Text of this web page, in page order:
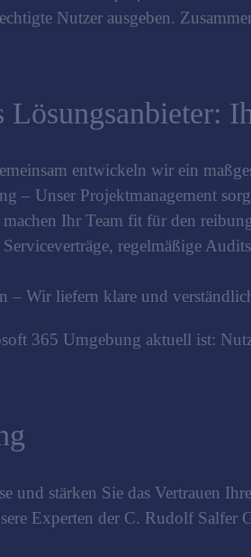
Nutzer ausgeben.
Lösungsanbieter:
entwickeln wir ein
– Unser Projektmanagement
Ihr Team fit für den
regelmäßige
– Wir liefern klare und
365 Umgebung aktuell ist:
und stärken Sie das
Experten der C. Rudolf